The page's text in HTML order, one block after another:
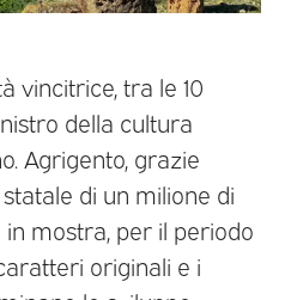
vincitrice, tra le 10
della cultura
Agrigento, grazie
di un milione di
mostra, per il periodo
originali e i